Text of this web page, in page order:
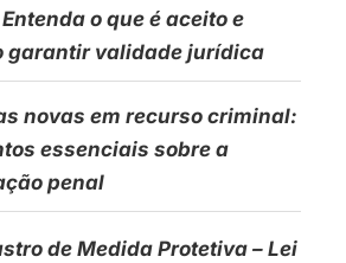
o que é aceito e
garantir validade jurídica
novas em recurso criminal:
essenciais sobre a
penal
de Medida Protetiva – Lei